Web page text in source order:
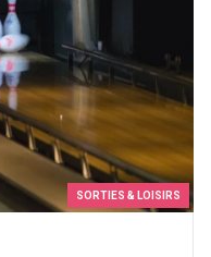
SORTIES & LOISIRS